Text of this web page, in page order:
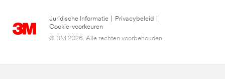
Juridische Informatie Privacybeleid
Cookie-voorkeuren
© 3M 2026. Alle rechten voorbehouden.